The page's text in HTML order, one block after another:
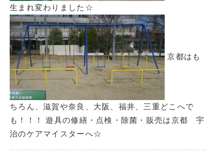
生まれ変わりました☆
京都はも
ちろん、滋賀や奈良、大阪、福井、三重どこへで
も！！！ 遊具の修繕・点検・除菌・販売は京都 宇
治のケアマイスターへ☆